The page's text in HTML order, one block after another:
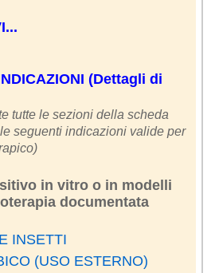
(Dettagli di
tutte le sezioni della scheda
seguenti indicazioni valide per
in vitro o in modelli
documentata
INSETTI
(USO ESTERNO)